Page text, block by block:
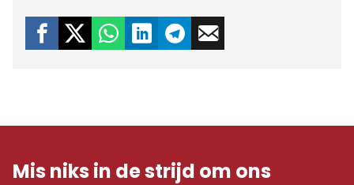
Mis niks in de strijd om ons